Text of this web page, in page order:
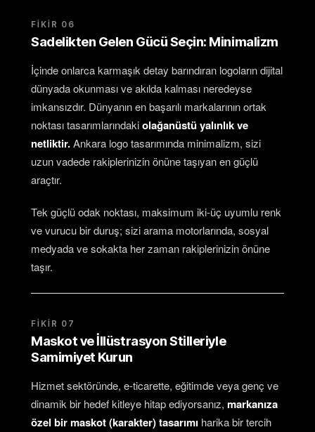
FIKIR 06
Sadelikten Gelen Gücü Seçin: Minimalizm
İçinde onlarca karmaşık detay barındıran logoların dijital
dünyada okunması ve akılda kalması neredeyse
imkansızdır. Dünyanın en başarılı markalarının ortak
noktası tasarımlarındakiolağanüstü yalınlık ve
netliktir.Ankara logo tasarımında minimalizm, sizi
uzun vadede rakiplerinizin önüne taşıyan en güçlü
araçtır.
Tek güçlü odak noktası, maksimum iki-üç uyumlu renk
ve vurucu bir duruş; sizi arama motorlarında, sosyal
medyada ve sokakta her zaman rakiplerinizin önüne
taşır.
FIKIR 07
Maskot ve İllüstrasyon Stilleriyle
Samimiyet Kurun
Hizmet sektöründe, e-ticarette, eğitimde veya genç ve
dinamik bir hedef kitleye hitap ediyorsanız, markanıza
özel bir maskot (karakter) tasarımı harika bir tercih